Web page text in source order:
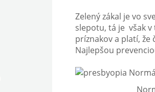
Zelený zákal je vo
slepotu, tá je však
príznakov a platí, že
Najlepšou